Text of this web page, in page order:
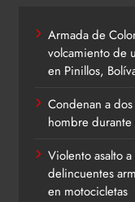
Armada de
volcamiento de
en Pinillos,
Condenan a
hombre durante
Violento asalto
delincuentes
en motocicletas